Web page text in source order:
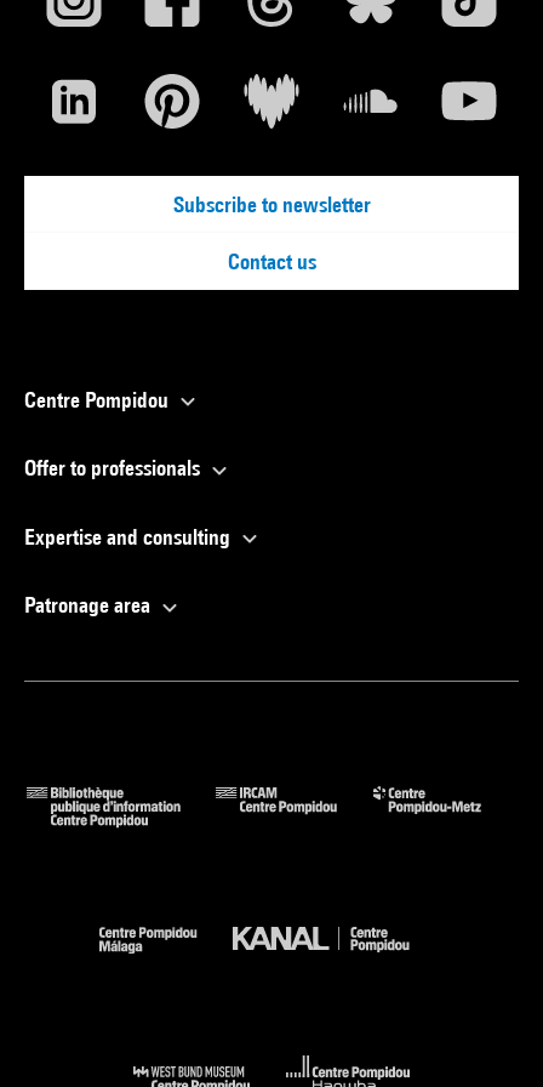
Voir la notice sur le portail de la Bibliothèque Kandinsky
Julio González - collection : Paris, Centre Pompidou-Musée
national d''art moderne, 4 juillet-8 octobre 2007. - Paris :
Leal) (cat. n° 157 cit. p. 214 et reprod. coul. p. 214-215) . N°
isbn 978-2-84426-323-0Subscribe to newsletter
Contact us
Centre Pompidou
Offer to professionals
Expertise and consulting
Patronage area